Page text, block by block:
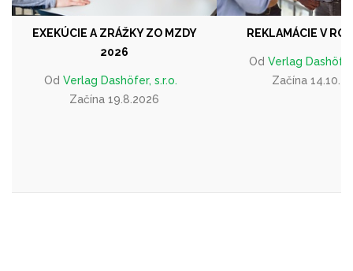
EXEKÚCIE A ZRÁŽKY ZO MZDY
2026
Od Verlag Dashöfer, s.r.o.
Začína 19.8.2026
REKLAMÁCIE V
Od Verlag
Začína